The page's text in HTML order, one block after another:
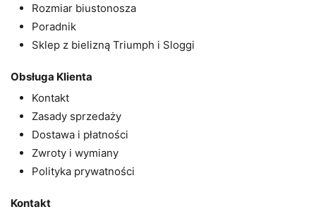
Rozmiar biustonosza
Poradnik
Sklep z bielizną Triumph i Sloggi
Obsługa Klienta
Kontakt
Zasady sprzedaży
Dostawa i płatności
Zwroty i wymiany
Polityka prywatności
Kontakt